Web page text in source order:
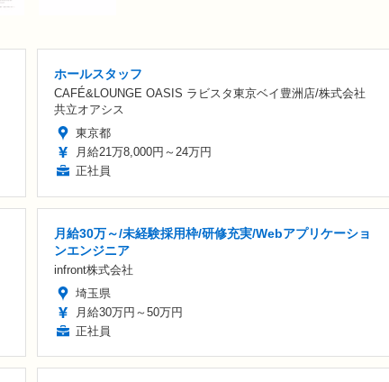
ホールスタッフ
CAFÉ&LOUNGE OASIS ラビスタ東京ベイ豊洲店/株式会社
共立オアシス
東京都
月給21万8,000円～24万円
正社員
月給30万～/未経験採用枠/研修充実/Webアプリケーショ
ンエンジニア
infront株式会社
埼玉県
月給30万円～50万円
正社員